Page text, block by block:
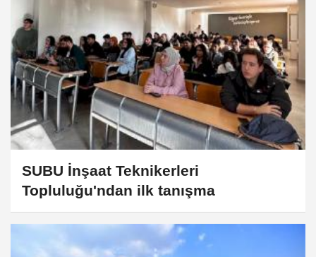
SUBU İnşaat Teknikerleri
Topluluğu'ndan ilk tanışma